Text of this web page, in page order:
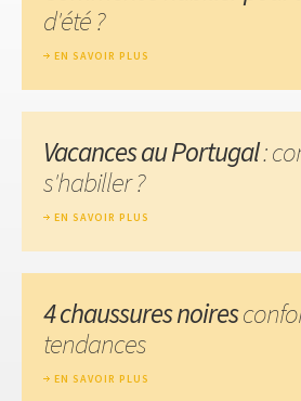
d'été ?
EN SAVOIR PLUS
Vacances au Portugal:
s'habiller ?
EN SAVOIR PLUS
4 chaussures noires
tendances
EN SAVOIR PLUS